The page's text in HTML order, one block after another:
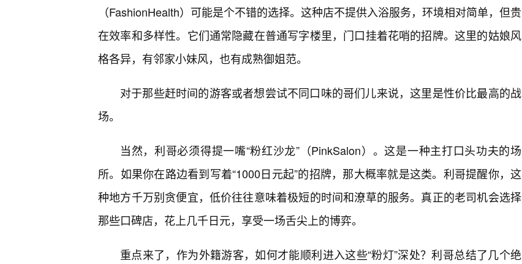
（FashionHealth）可能是个不错的选择。这种店不提供入浴服务，环境相对简单，但贵
在效率和多样性。它们通常隐藏在普通写字楼里，门口挂着花哨的招牌。这里的姑娘风
格各异，有邻家小妹风，也有成熟御姐范。
对于那些赶时间的游客或者想尝试不同口味的哥们儿来说，这里是性价比最高的战
场。
当然，利哥必须得提一嘴“粉红沙龙”（PinkSalon）。这是一种主打口头功夫的场
所。如果你在路边看到写着“1000日元起”的招牌，那大概率就是这类。利哥提醒你，这
种地方千万别贪便宜，低价往往意味着极短的时间和潦草的服务。真正的老司机会选择
那些口碑店，花上几千日元，享受一场舌尖上的博弈。
重点来了，作为外籍游客，如何才能顺利进入这些“粉灯”深处？利哥总结了几个绝